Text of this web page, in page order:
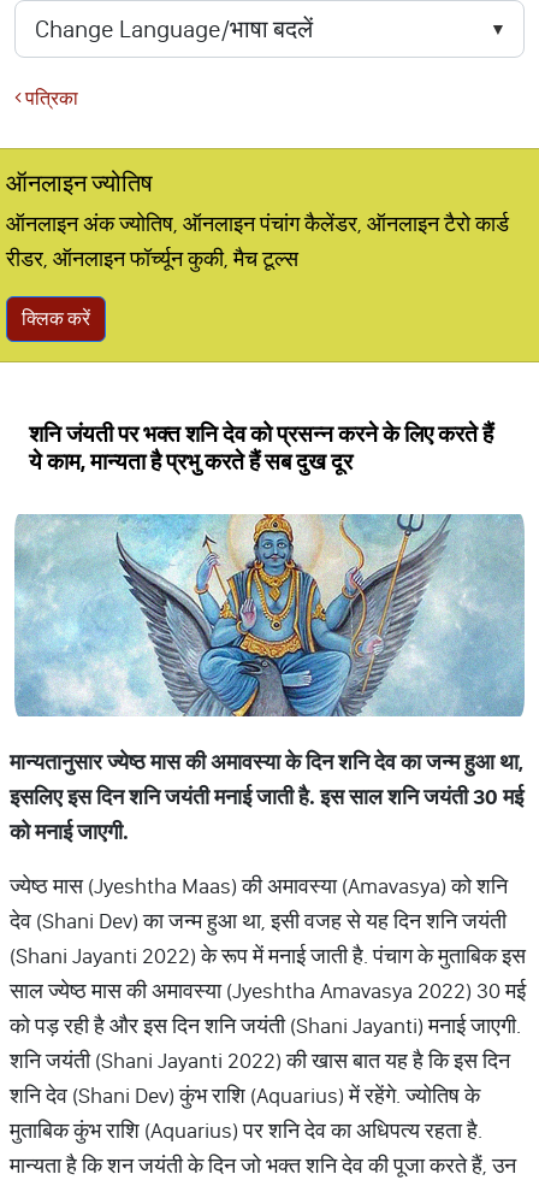
पत्रिका
ऑनलाइन ज्योतिष
ऑनलाइन अंक ज्योतिष, ऑनलाइन पंचांग कैलेंडर, ऑनलाइन टैरो कार्ड
रीडर, ऑनलाइन फॉर्च्यून कुकी, मैच टूल्स
क्लिक करें
शनि जंयती पर भक्त शनि देव को प्रसन्न करने के लिए करते हैं
ये काम, मान्यता है प्रभु करते हैं सब दुख दूर
मान्यतानुसारज्येष्ठमासकीअमावस्याकेदिनशनिदेवकाजन्महुआथा,
इसलिएइसदिनशनिजयंतीमनाईजातीहै.इससालशनिजयंती30मई
कोमनाईजाएगी.
ज्येष्ठ मास (Jyeshtha Maas) की अमावस्या (Amavasya) को शनि
देव (Shani Dev) का जन्म हुआ था, इसी वजह से यह दिन शनि जयंती
(Shani Jayanti 2022) के रूप में मनाई जाती है. पंचाग के मुताबिक इस
साल ज्येष्ठ मास की अमावस्या (Jyeshtha Amavasya 2022) 30 मई
को पड़ रही है और इस दिन शनि जयंती (Shani Jayanti) मनाई जाएगी.
शनि जयंती (Shani Jayanti 2022) की खास बात यह है कि इस दिन
शनि देव (Shani Dev) कुंभ राशि (Aquarius) में रहेंगे. ज्योतिष के
मुताबिक कुंभ राशि (Aquarius) पर शनि देव का अधिपत्य रहता है.
मान्यता है कि शन जयंती के दिन जो भक्त शनि देव की पूजा करते हैं, उन